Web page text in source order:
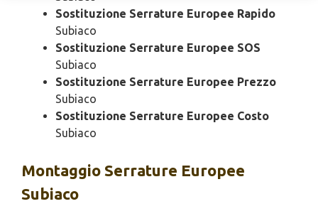
Sostituzione Serrature Europee Rapido
Subiaco
Sostituzione Serrature Europee SOS
Subiaco
Sostituzione Serrature Europee Prezzo
Subiaco
Sostituzione Serrature Europee Costo
Subiaco
Montaggio Serrature Europee
Subiaco